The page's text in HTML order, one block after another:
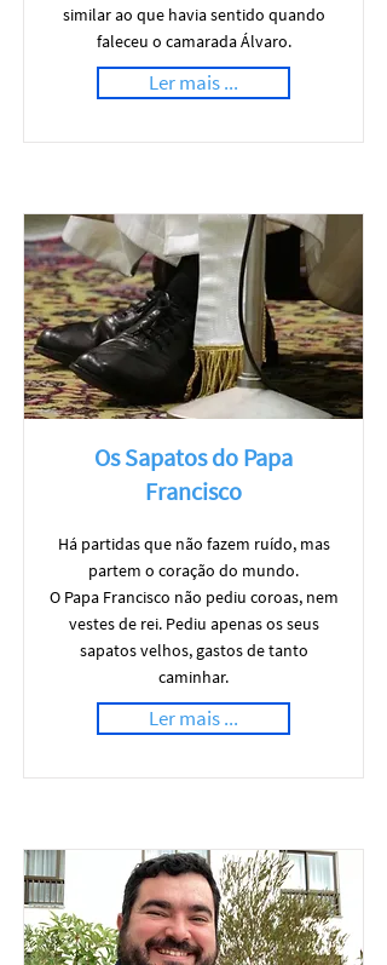
similar ao que havia sentido quando
faleceu o camarada Álvaro.
Ler mais ...
Os Sapatos do Papa
Francisco
Há partidas que não fazem ruído, mas
partem o coração do mundo.
O Papa Francisco não pediu coroas, nem
vestes de rei. Pediu apenas os seus
sapatos velhos, gastos de tanto
caminhar.
Ler mais ...